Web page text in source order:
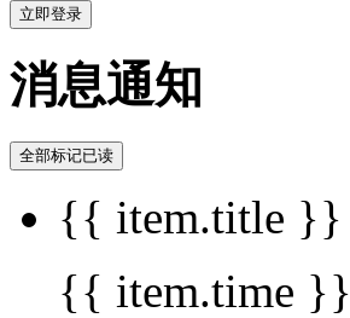
立即登录
消息通知
全部标记已读
{{ item.title }}
{{ item.time }}